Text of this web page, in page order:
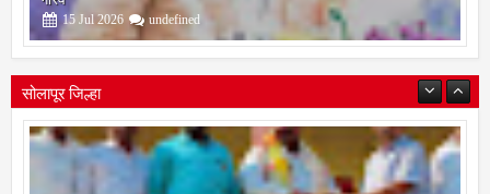
15 undefined
सोलापूर जिल्हा
श्री मल्लिकार्जुन प्रशालेकडून उमाकांत गाढवे यांचा सत्कार
25 Mar 2021 undefined